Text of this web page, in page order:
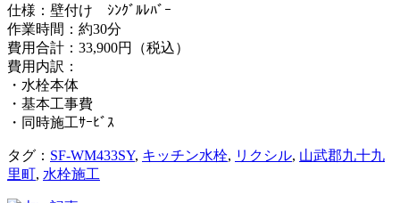
仕様：壁付け ｼﾝｸﾞﾙﾚﾊﾞｰ
作業時間：約30分
費用合計：33,900円（税込）
費用内訳：
・水栓本体
・基本工事費
・同時施工ｻｰﾋﾞｽ
タグ： SF-WM433SY, キッチン水栓, リクシル, 山武郡九十九
里町, 水栓施工